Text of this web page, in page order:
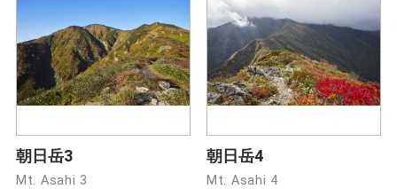
朝日岳3
Mt. Asahi 3
朝日岳4
Mt. Asahi 4